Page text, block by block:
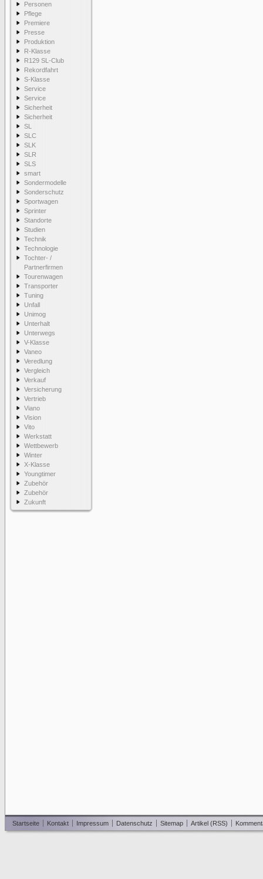
Personen
Pflege
Premiere
Presse
Produktion
R-Klasse
R129 SL-Club
Rekordfahrt
S-Klasse
Service
Service
Sicherheit
Sicherheit
SL
SLC
SLK
SLR
SLS
smart
Sondermodelle
Sonderschutz
Sportwagen
Sprinter
Standorte
Studien
Technik
Technologie
Tochter- /
Partnerfirmen
Tourenwagen
Transporter
Tuning
Unfall
Unimog
Unterhalt
Unterwegs
V-Klasse
Vaneo
Veredlung
Vergleich
Verkauf
Versicherung
Vertrieb
Viano
Vision
Vito
Werkstatt
Wettbewerb
Winter
X-Klasse
Youngtimer
Zubehör
Zubehör
Zukunft
Startseite Kontakt Impressum Datenschutz Sitemap Artikel (RSS)